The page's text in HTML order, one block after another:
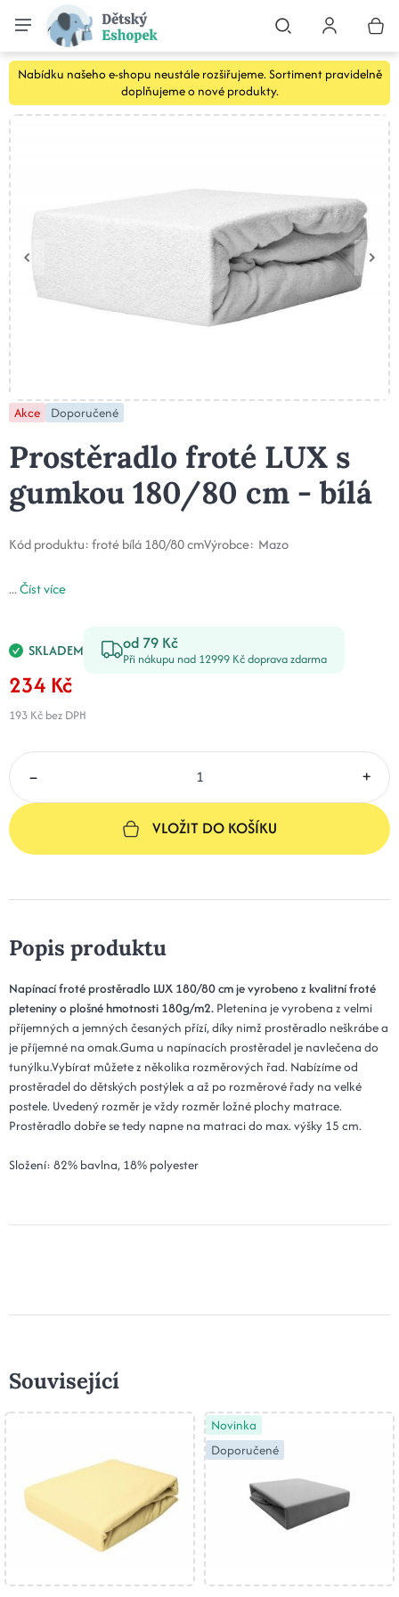
Nabídku našeho e-shopu neustále rozšiřujeme. Sortiment pravidelně
doplňujeme o nové produkty.
Akce Doporučené
Prostěradlo froté LUX s
gumkou 180/80 cm - bílá
Kód produktu:froté bílá 180/80 cmVýrobce: Mazo
...Číst více
SKLADEM od 79 Kč
Při nákupu nad 12999 Kč doprava zdarma
234 Kč
193 Kč bez DPH
– +
VLOŽIT DO KOŠÍKU
Popis produktu
Napínací froté prostěradlo LUX 180/80 cm je vyrobeno z kvalitní froté
pleteniny o plošné hmotnosti 180g/m2. Pletenina je vyrobena z velmi
příjemných a jemných česaných přízí, díky nimž prostěradlo neškrábe a
je příjemné na omak.Guma u napínacích prostěradel je navlečena do
tunýlku.Vybírat můžete z několika rozměrových řad. Nabízíme od
prostěradel do dětských postýlek a až po rozměrové řady na velké
postele. Uvedený rozměr je vždy rozměr ložné plochy matrace.
Prostěradlo dobře se tedy napne na matraci do max. výšky 15 cm.
Složení: 82% bavlna, 18% polyester
Související
Novinka
Doporučené